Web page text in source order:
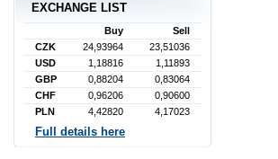
EXCHANGE LIST
Buy
Sell
CZK
24,93964
23,51036
USD
1,18816
1,11893
GBP
0,88204
0,83064
CHF
0,96206
0,90600
PLN
4,42820 4,17023
Full details here